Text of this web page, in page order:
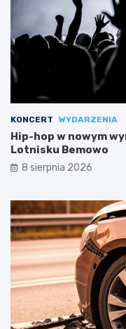
KONCERT WYDARZENIA
Hip-hop w nowym
Lotnisku Bemowo
8 sierpnia 2026